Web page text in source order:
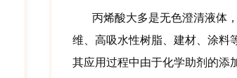
丙烯酸大多是无色澄清液体
维、高吸水性树脂、建材、涂料
其应用过程中由于化学助剂的添